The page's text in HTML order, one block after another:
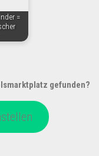
=
gefunden?